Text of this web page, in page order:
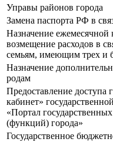
Управы районов города
Замена паспорта РФ в
Назначение
возмещение расходов в
семьям, имеющим трех и
Назначение
родам
Предоставление
кабинет»
«Портал
(функций) города»
Государственное